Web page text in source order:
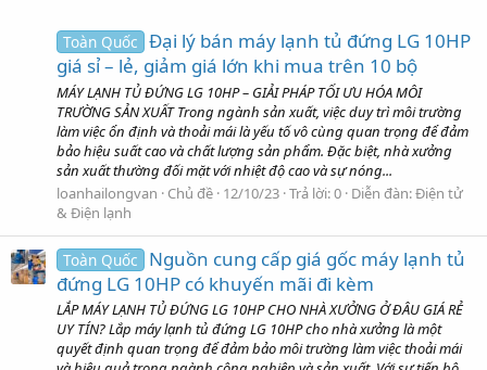
Toàn Quốc Đại lý bán máy lạnh tủ đứng LG 10HP
giá sỉ – lẻ, giảm giá lớn khi mua trên 10 bộ
MÁY LẠNH TỦ ĐỨNG LG 10HP – GIẢI PHÁP TỐI ƯU HÓA MÔI
TRƯỜNG SẢN XUẤT Trong ngành sản xuất, việc duy trì môi trường
làm việc ổn định và thoải mái là yếu tố vô cùng quan trọng để đảm
bảo hiệu suất cao và chất lượng sản phẩm. Đặc biệt, nhà xưởng
sản xuất thường đối mặt với nhiệt độ cao và sự nóng...
loanhailongvan
Chủ đề 12/10/23 Trả lời: 0 Diễn đàn:Điện tử
& Điện lạnh
Toàn Quốc
Nguồn cung cấp giá gốc máy lạnh tủ
đứng LG 10HP có khuyến mãi đi kèm
LẮP MÁY LẠNH TỦ ĐỨNG LG 10HP CHO NHÀ XƯỞNG Ở ĐÂU GIÁ RẺ
UY TÍN? Lắp máy lạnh tủ đứng LG 10HP cho nhà xưởng là một
quyết định quan trọng để đảm bảo môi trường làm việc thoải mái